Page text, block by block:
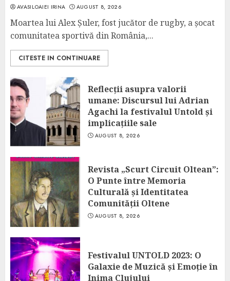
AVASILOAIEI IRINA AUGUST 8, 2026
Moartea lui Alex Șuler, fost jucător de rugby, a șocat
comunitatea sportivă din România,...
CITESTE IN CONTINUARE
Reflecții asupra valorii
umane: Discursul lui Adrian
Agachi la festivalul Untold și
implicațiile sale
AUGUST 8, 2026
Revista „Scurt Circuit Oltean”:
O Punte între Memoria
Culturală și Identitatea
Comunității Oltene
AUGUST 8, 2026
Festivalul UNTOLD 2023: O
Galaxie de Muzică și Emoție în
Inima Clujului